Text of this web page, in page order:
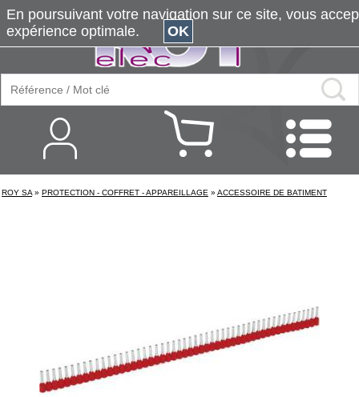
ROY SA » PROTECTION - COFFRET - APPAREILLAGE » ACCESSOIRE DE BATIMENT
En poursuivant votre navigation sur ce site, vous
expérience optimale.
OK